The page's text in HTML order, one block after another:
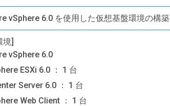
vSphere 6.0 を使用した仮想基盤環境の構築
境]
vSphere 6.0
ESXi 6.0 ： 1 台
Server 6.0 ： 1 台
Web Client ： 1 台